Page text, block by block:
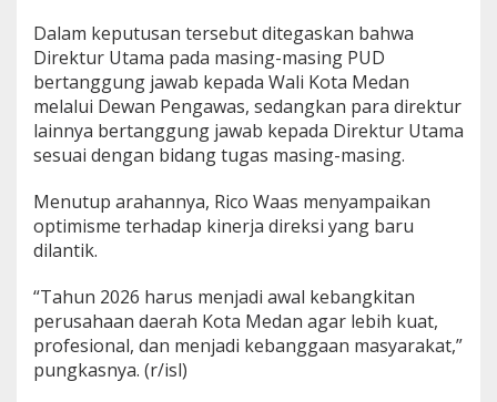
Dalam keputusan tersebut ditegaskan bahwa
Direktur Utama pada masing-masing PUD
bertanggung jawab kepada Wali Kota Medan
melalui Dewan Pengawas, sedangkan para direktur
lainnya bertanggung jawab kepada Direktur Utama
sesuai dengan bidang tugas masing-masing.
Menutup arahannya, Rico Waas menyampaikan
optimisme terhadap kinerja direksi yang baru
dilantik.
“Tahun 2026 harus menjadi awal kebangkitan
perusahaan daerah Kota Medan agar lebih kuat,
profesional, dan menjadi kebanggaan masyarakat,”
pungkasnya. (r/isl)